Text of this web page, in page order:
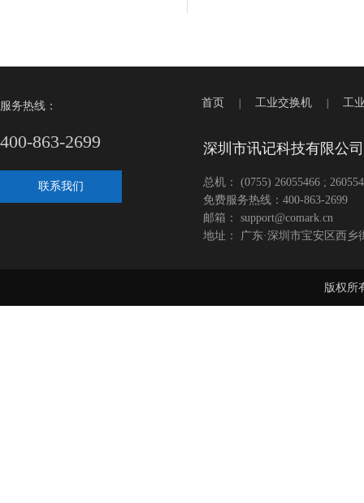
服务热线：
400-863-2699
联系我们
首页 工业交换机 工
深圳市讯记科技有限公司
总机： (0755) 26055466 ;
免费服务热线：400-863-2699
邮箱： support@comark.cn
地址： 广东·深圳市宝安区西
版权所